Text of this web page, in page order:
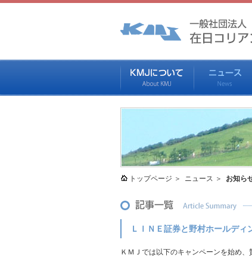
トップページ ニュース お知ら
ＬＩＮＥ証券と野村ホールディ
ＫＭＪでは以下のキャンペーンを始め